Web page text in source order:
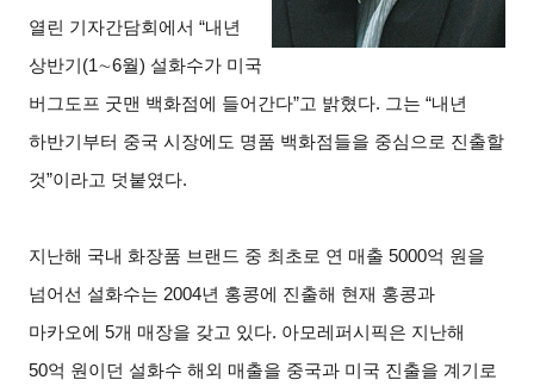
열린 기자간담회에서 “내년
상반기(1∼6월) 설화수가 미국
버그도프 굿맨 백화점에 들어간다”고 밝혔다. 그는 “내년
하반기부터 중국 시장에도 명품 백화점들을 중심으로 진출할
것”이라고 덧붙였다.
지난해 국내 화장품 브랜드 중 최초로 연 매출 5000억 원을
넘어선 설화수는 2004년 홍콩에 진출해 현재 홍콩과
마카오에 5개 매장을 갖고 있다. 아모레퍼시픽은 지난해
50억 원이던 설화수 해외 매출을 중국과 미국 진출을 계기로